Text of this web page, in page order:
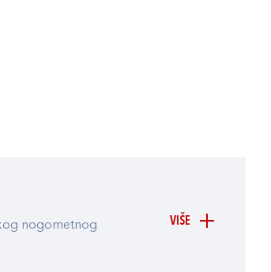
VIŠE
nogometnog